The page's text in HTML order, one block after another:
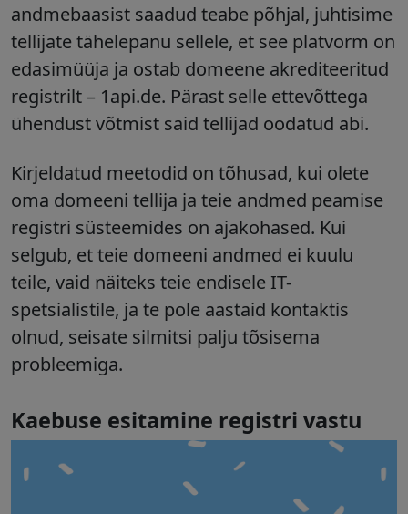
andmebaasist saadud teabe põhjal, juhtisime
tellijate tähelepanu sellele, et see platvorm on
edasimüüja ja ostab domeene akrediteeritud
registrilt – 1api.de. Pärast selle ettevõttega
ühendust võtmist said tellijad oodatud abi.
Kirjeldatud meetodid on tõhusad, kui olete
oma domeeni tellija ja teie andmed peamise
registri süsteemides on ajakohased. Kui
selgub, et teie domeeni andmed ei kuulu
teile, vaid näiteks teie endisele IT-
spetsialistile, ja te pole aastaid kontaktis
olnud, seisate silmitsi palju tõsisema
probleemiga.
Kaebuse esitamine registri vastu